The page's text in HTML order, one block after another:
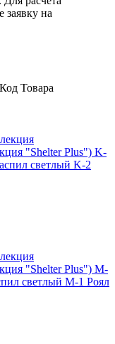
заявку на
Код Товара
"Shelter Plus") K-
светлый K-2
"Shelter Plus") M-
светлый M-1 Роял